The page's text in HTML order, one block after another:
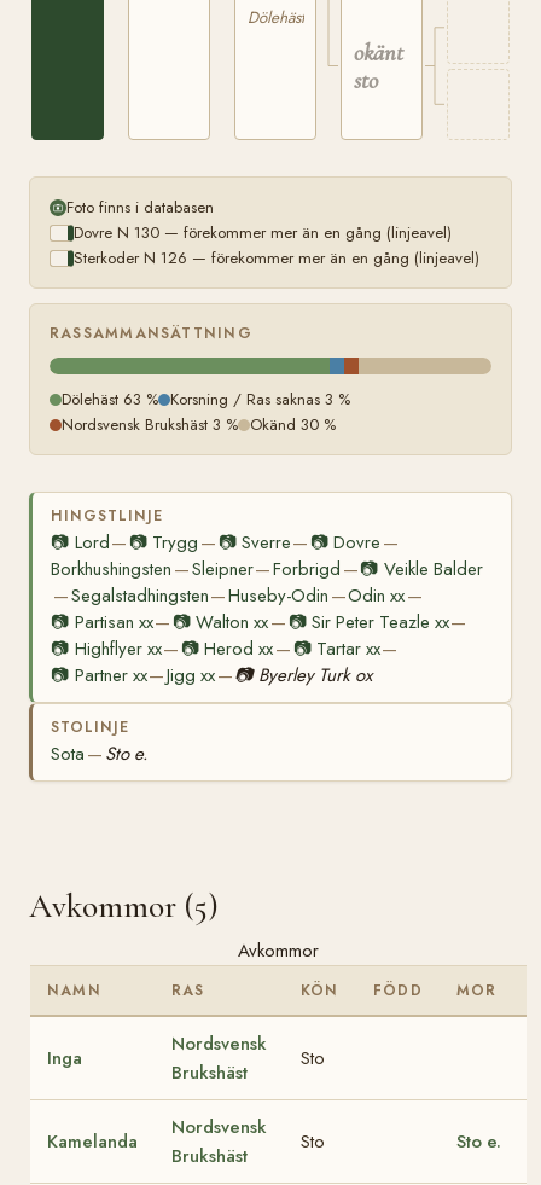
Dölehäst
okänt
sto
Foto finns i databasen
Dovre N 130 — förekommer mer än en gång (linjeavel)
Sterkoder N 126 — förekommer mer än en gång (linjeavel)
RASSAMMANSÄTTNING
Dölehäst 63 % Korsning / Ras saknas 3 %
Nordsvensk Brukshäst 3 % Okänd 30 %
HINGSTLINJE
📷 Lord— 📷 Trygg — 📷 Sverre— 📷 Dovre —
Borkhushingsten —Sleipner—Forbrigd —📷 Veikle Balder
—Segalstadhingsten—Huseby-Odin —Odin xx—
📷 Partisan xx— 📷Walton xx— 📷 Sir Peter Teazle xx—
📷 Highflyer xx— 📷Herod xx— 📷 Tartar xx—
📷 Partner xx—Jigg xx—📷 Byerley Turk ox
STOLINJE
Sota — Sto e.
Avkommor (5)
Avkommor
NAMN RAS KÖN FÖDD MOR
Inga
Nordsvensk
Brukshäst
Sto
Kamelanda
Nordsvensk
Brukshäst
Sto Sto e.